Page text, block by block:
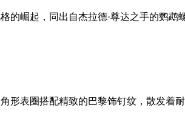
的崛起，同出自杰拉德·尊达之手的鹦
形表圈搭配精致的巴黎饰钉纹，散发着